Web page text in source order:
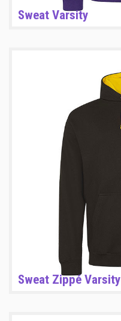
Sweat Varsity
Sweat Zippé Varsity